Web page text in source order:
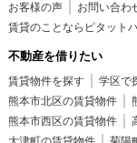
お客様の声
お問い合わ
賃貸のことならピタット
不動産を借りたい
賃貸物件を探す 学区で
熊本市北区の賃貸物件
熊本市西区の賃貸物件